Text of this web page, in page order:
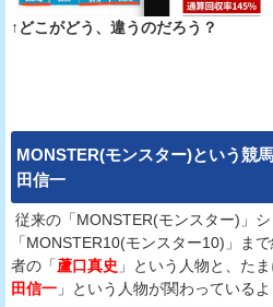
↑どこがどう、違うのだろう？
MONSTER(モンスター)という競
田信一
従来の「MONSTER(モンスター)」
「MONSTER10(モンスター10)」ま
者の「蘆口真史 」という人物と、た
田信一 」という人物が関わっている